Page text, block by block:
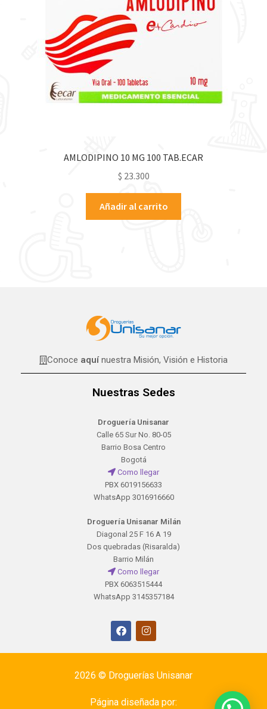
AMLODIPINO 10 MG 100 TAB.ECAR
$ 23.300
Añadir al carrito
Conoce aquínuestra Misión, Visión e Historia
Nuestras Sedes
Droguería Unisanar
Calle 65 Sur No. 80-05
Barrio Bosa Centro
Bogotá
Como llegar
PBX 6019156633
WhatsApp 3016916660
Droguería Unisanar Milán
Diagonal 25 F 16 A 19
Dos quebradas (Risaralda)
Barrio Milán
Como llegar
PBX 6063515444
WhatsApp 3145357184
2026 © Droguerías Unisanar
Página diseñada por: